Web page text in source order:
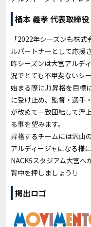
桶本 義孝 代表取締
「2022年シーズンも株
ルパートナーとして応援
昨シーズンは大宮アルデ
況でとても不甲斐ないシ
始まる際にJ1昇格を目標
に受け止め、監督・選手
が改めて一致団結して浮
る事を望みます。
昇格するチームには沢山
アルディージャになる様
NACK5スタジアム大宮へ
背中を押しましょう!」
掲出ロゴ